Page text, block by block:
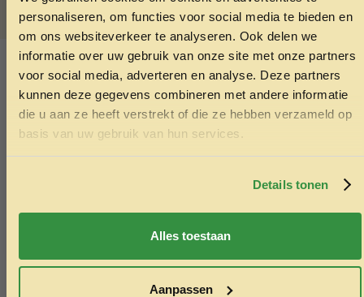
personaliseren, om functies voor social media te bieden en
om ons websiteverkeer te analyseren. Ook delen we
informatie over uw gebruik van onze site met onze partners
voor social media, adverteren en analyse. Deze partners
kunnen deze gegevens combineren met andere informatie
die u aan ze heeft verstrekt of die ze hebben verzameld op
basis van uw gebruik van hun services.
Details tonen
Alles toestaan
Aanpassen
SKU:
7613287045041
Categorieën:
Blikvoer kat Kattenvoer
Ook interessant
Echt de moeite waard!
ONTVANG 5% KORTING OP
JE EERSTE BESTELLING!
Ontvang korting
Door je in te schrijven ga je akkoord met het ontvangen van